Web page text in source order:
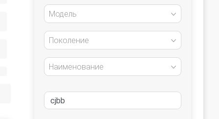
Модель
Поколение
Наименование